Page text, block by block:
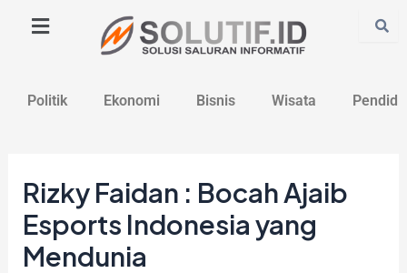
Politik Ekonomi Bisnis Wisata
Rizky Faidan : Bocah Ajaib
Esports Indonesia yang
Mendunia
navigation